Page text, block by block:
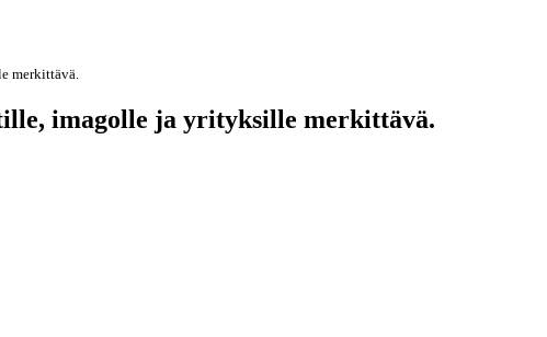
merkittävä.
imagolle ja yrityksille merkittävä.